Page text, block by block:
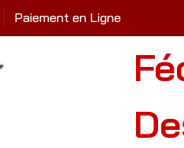
Paiement en Ligne